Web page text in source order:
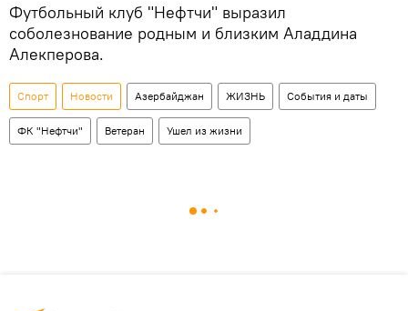
Футбольный клуб "Нефтчи" выразил
соболезнование родным и близким Аладдина
Алекперова.
Спорт Новости Азербайджан ЖИЗНЬ События и даты
ФК "Нефтчи" Ветеран Ушел из жизни